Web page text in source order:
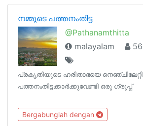
നമ്മുടെ പത്തനംതിട്ട
@Pathanamthitta
malayalam
പ്രകൃതിയുടെ ഹരിതാഭയെ
പത്തനംതിട്ടക്കാർക്കുവേണ്ടി ഒരു ഗ്രൂപ്പ്
Bergabunglah dengan